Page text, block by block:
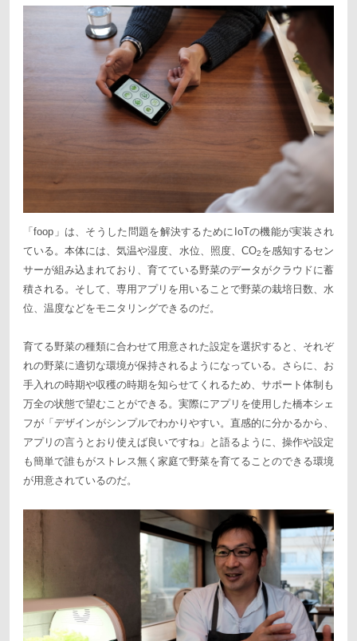
「foop」は、そうした問題を解決するためにIoTの機能が実装され
ている。本体には、気温や湿度、水位、照度、CO2を感知するセン
サーが組み込まれており、育てている野菜のデータがクラウドに蓄
積される。そして、専用アプリを用いることで野菜の栽培日数、水
位、温度などをモニタリングできるのだ。
育てる野菜の種類に合わせて用意された設定を選択すると、それぞ
れの野菜に適切な環境が保持されるようになっている。さらに、お
手入れの時期や収穫の時期を知らせてくれるため、サポート体制も
万全の状態で望むことができる。実際にアプリを使用した橋本シェ
フが「デザインがシンプルでわかりやすい。直感的に分かるから、
アプリの言うとおり使えば良いですね」と語るように、操作や設定
も簡単で誰もがストレス無く家庭で野菜を育てることのできる環境
が用意されているのだ。